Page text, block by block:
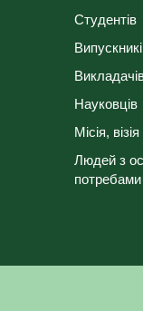
Студентів
Науковців
Місія,
Людей з
потребами